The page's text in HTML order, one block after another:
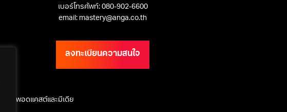
เบอร์โทรศัพท์: 080-902-6600
email: mastery@anga.co.th
ลงทะเบียนความสนใจ
พอดแคสต์และมีเดีย